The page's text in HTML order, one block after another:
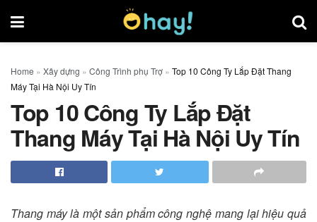
Home » Xây dựng » Công Trình phụ Trợ » Top 10 Công Ty Lắp Đặt Thang
Máy Tại Hà Nội Uy Tín
Top 10 Công Ty Lắp Đặt
Thang Máy Tại Hà Nội Uy Tín
Thang máy là một sản phẩm công nghệ mang lại hiệu quả